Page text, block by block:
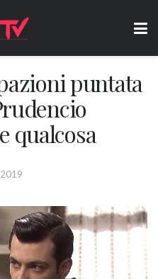
puntata
qualcosa